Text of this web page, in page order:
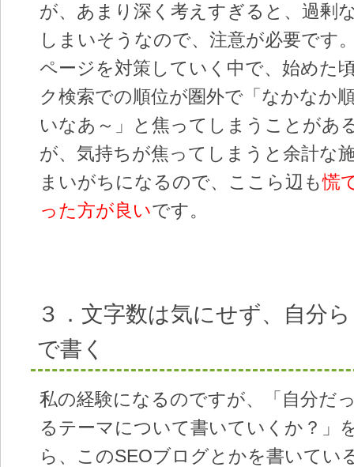
が、あまり深く考えすぎると、過剰
しまいそうなので、注意が必要です
ページを対策していく中で、始めた
ク検索での順位が圏外で「なかなか
いなあ～」と焦ってしまうことがあ
が、気持ちが焦ってしまうと余計な
まいがちになるので、ここら辺も慌
った方が良いです。
３．文字数は気にせず、自分
で書く
私の経験になるのですが、「自分だ
るテーマについて書いていくか？」
ら、このSEOブログとかを書いてい